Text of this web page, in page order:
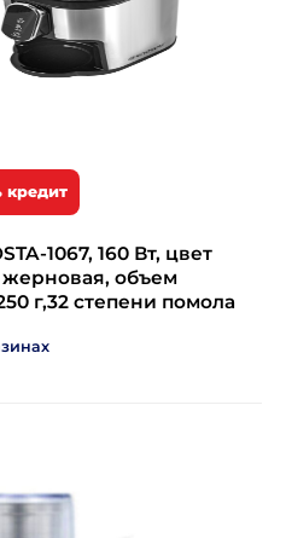
кредит
1067, 160 Вт, цвет
объем
г,32 степени помола